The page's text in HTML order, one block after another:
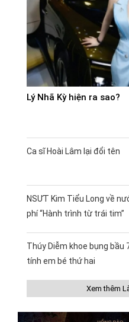
Lý Nhã Kỳ hiện ra sao?
Ca sĩ Hoài Lâm lại đổi tên
NSƯT Kim Tiểu Long về
phí “Hành trình từ trái tim”
Thúy Diễm khoe bụng bầu
tính em bé thứ hai
Xem thêm